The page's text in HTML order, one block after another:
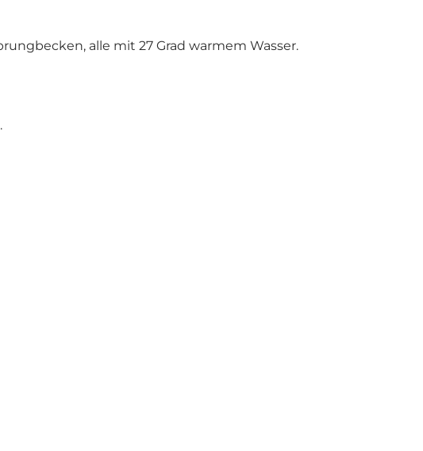
alle mit 27 Grad warmem Wasser.